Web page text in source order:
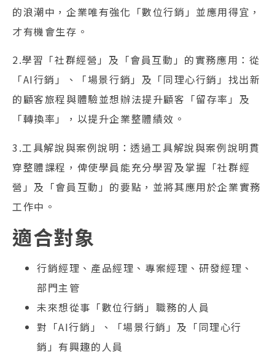
的浪潮中，企業唯有強化「數位行銷」並應用得宜，
才有機會生存。
2.學習「社群經營」及「會員互動」的實務應用：從
「AI行銷」、「場景行銷」及「同理心行銷」找出新
的顧客旅程與體驗並想辦法提升顧客「留存率」及
「轉換率」，以提升企業整體績效。
3.工具解說與案例說明：透過工具解說與案例說明貫
穿整體課程，俾使學員能充分學習及掌握「社群經
營」及「會員互動」的要點，並將其應用於企業實務
工作中。
適合對象
行銷經理、產品經理、專案經理、研發經理、
部門主管
未來想從事「數位行銷」職務的人員
對「AI行銷」、「場景行銷」及「同理心行
銷」有興趣的人員